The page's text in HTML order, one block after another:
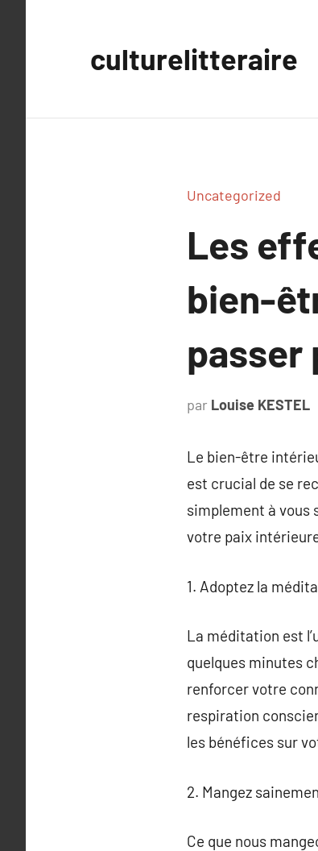
culturelitteraire
Uncategorized
Les
bien-
passer
par Louise KESTEL
Le bien-être
est crucial de se
simplement à vous
votre paix
1. Adoptez la
La méditation est
quelques minutes
renforcer votre
respiration
les bénéfices sur
2. Mangez
Ce que nous